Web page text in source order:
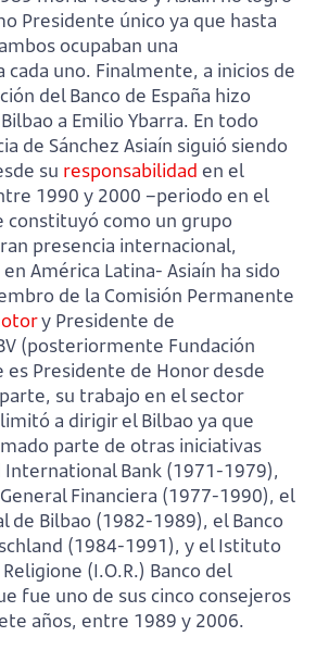
Presidente único ya que hasta
ocupaban una
cada uno. Finalmente, a inicios de
del Banco de España hizo
a Emilio Ybarra. En todo
de Sánchez Asiaín siguió siendo
su responsabilidad en el
1990 y 2000 –periodo en el
constituyó como un grupo
presencia internacional,
América Latina- Asiaín ha sido
de la Comisión Permanente
y Presidente de
(posteriormente Fundación
es Presidente de Honor desde
su trabajo en el sector
a dirigir el Bilbao ya que
parte de otras iniciativas
Bank (1971-1979),
General Financiera (1977-1990), el
de Bilbao (1982-1989), el Banco
(1984-1991), y el Istituto
(I.O.R.) Banco del
fue uno de sus cinco consejeros
años, entre 1989 y 2006.